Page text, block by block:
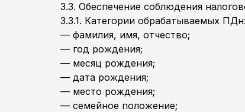
3.3. Обеспечение соблюдения
3.3.1. Категории обрабатываемых ПДн:
— фамилия, имя, отчество;
— год рождения;
— месяц рождения;
— дата рождения;
— место рождения;
— семейное положение;